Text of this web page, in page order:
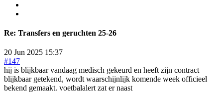
Re: Transfers en geruchten 25-26
20 Jun 2025 15:37
#147
hij is blijkbaar vandaag medisch gekeurd en heeft zijn contract
blijkbaar getekend, wordt waarschijnlijk komende week officieel
bekend gemaakt. voetbalalert zat er naast